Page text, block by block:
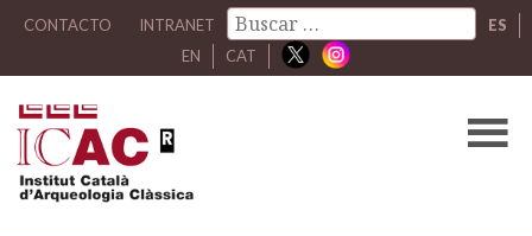
CONTACTO INTRANET
ES
EN
CAT